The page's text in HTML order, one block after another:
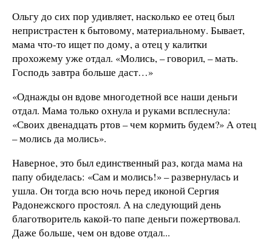
Ольгу до сих пор удивляет, насколько ее отец был
непристрастен к бытовому, материальному. Бывает,
мама что-то ищет по дому, а отец у калитки
прохожему уже отдал. «Молись, – говорил, – мать.
Господь завтра больше даст…»
«Однажды он вдове многодетной все наши деньги
отдал. Мама только охнула и руками всплеснула:
«Своих двенадцать ртов – чем кормить будем?» А отец
– молись да молись».
Наверное, это был единственный раз, когда мама на
папу обиделась: «Сам и молись!» – развернулась и
ушла. Он тогда всю ночь перед иконой Сергия
Радонежского простоял. А на следующий день
благотворитель какой-то папе деньги пожертвовал.
Даже больше, чем он вдове отдал...